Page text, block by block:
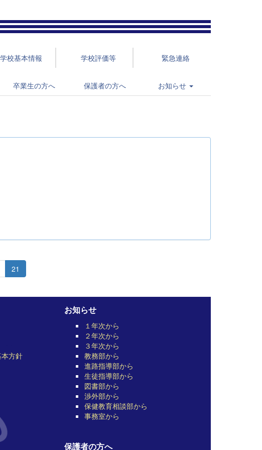
学校基本情報 学校評価等 緊急連絡
卒業生の方へ 保護者の方へ お知らせ
21
方針
お知らせ
１年次から
２年次から
３年次から
教務部から
進路指導部から
生徒指導部から
図書部から
渉外部から
保健教育相談部から
事務室から
保護者の方へ